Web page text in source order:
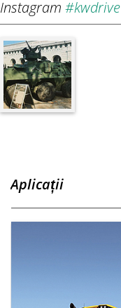
Instagram #kwdrive
Aplicații